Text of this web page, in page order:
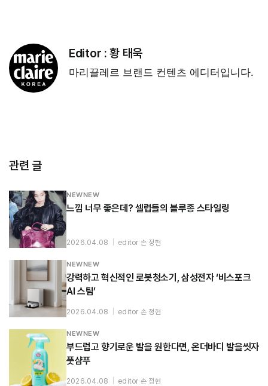
Editor :황 태욱
마리끌레르 브랜드 컨텐츠 에디터입니다.
관련 글
NEWNEW
느낌 너무 좋은데? 셀럽들의 블루종 스타일링
2026.04.08 editor 손 정현
NEWNEW
강력하고 혁신적인 로봇청소기, 삼성전자 ‘비스포크
AI 스팀’
2026.04.08 editor 손 정현
NEWNEW
부드럽고 향기로운 발을 원한다면, 온더바디 발을씻자
풋샴푸
2026.04.08 editor 손 정현